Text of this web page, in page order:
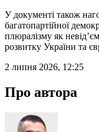
У документі також
багатопартійної
плюралізму як
розвитку України та
2 липня 2026, 12:25
Про автора